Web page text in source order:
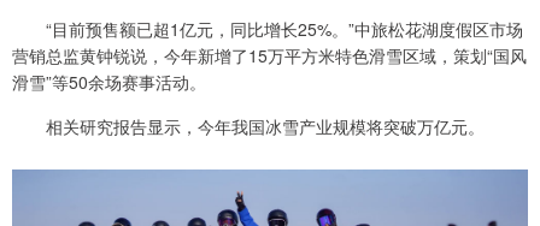
“目前预售额已超1亿元，同比增长25%。”中旅松花湖度假区市场
营销总监黄钟锐说，今年新增了15万平方米特色滑雪区域，策划“国风
滑雪”等50余场赛事活动。
相关研究报告显示，今年我国冰雪产业规模将突破万亿元。